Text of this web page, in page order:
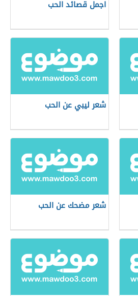
اجمل قصائد الحب
شعر ليبي عن الحب
شعر مضحك عن الحب